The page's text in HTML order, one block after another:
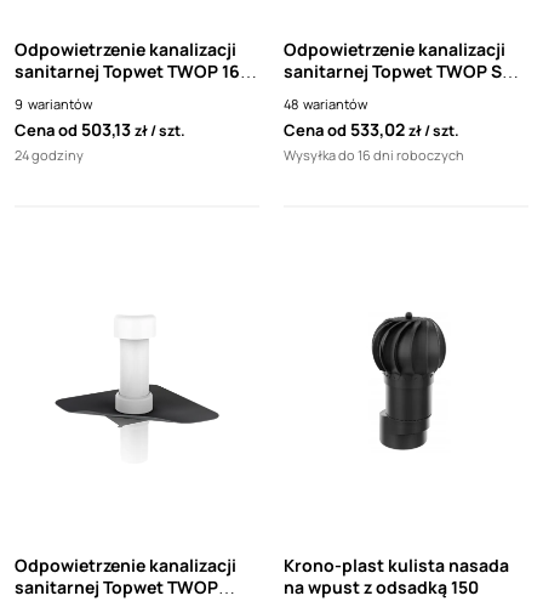
Odpowietrzenie kanalizacji
sanitarnej Topwet TWOP 160
PVC XL biała rura
9 wariantów
Cena od 503,13zł szt.
24 godziny
Odpowietrzenie kanalizacji
sanitarnej Topwet TWOP SA
Flashing biała rura
48 wariantów
Cena od 533,02zł szt.
Wysyłka do 16 dni roboczych
Odpowietrzenie kanalizacji
sanitarnej Topwet TWOP
Krono-plast kulista nasada
na wpust z odsadką 150